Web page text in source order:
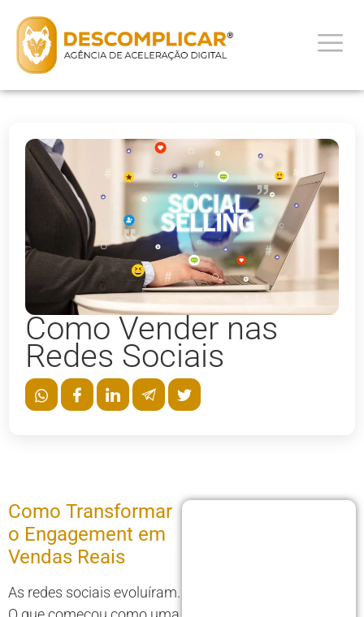
Como Vender nas
Redes Sociais
Como Transformar
o Engagement em
Vendas Reais
As redes sociais evoluíram.